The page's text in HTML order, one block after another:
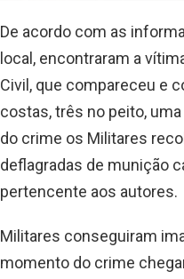
De acordo com as
local, encontraram a
Civil, que compareceu e
costas, três no peito,
do crime os Militares
deflagradas de munição
pertencente aos autores.
Militares conseguiram
momento do crime